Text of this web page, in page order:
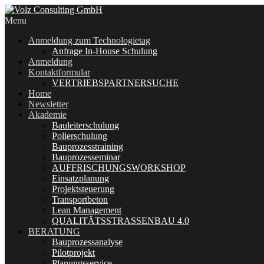
Menu
Anmeldung zum Technologietag
Anfrage In-House Schulung
Anmeldung
Kontaktformular
VERTRIEBSPARTNERSUCHE
Home
Newsletter
Akademie
Bauleiterschulung
Polierschulung
Bauprozesstraining
Bauprozesseminar
AUFFRISCHUNGSWORKSHOP
Einsatzplanung
Projektsteuerung
Transportbeton
Lean Management
QUALITÄTSSTRASSENBAU 4.0
BERATUNG
Bauprozessanalyse
Pilotprojekt